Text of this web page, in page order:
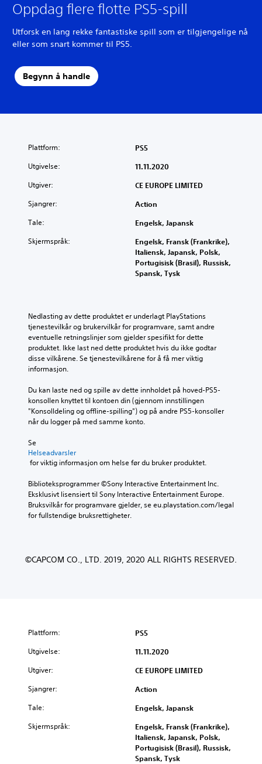
Oppdag flere flotte PS5-spill
Utforsk en lang rekke fantastiske spill som er tilgjengelige nå
eller som snart kommer til PS5.
Begynn å handle
Plattform: PS5
Utgivelse: 11.11.2020
Utgiver: CE EUROPE LIMITED
Sjangrer: Action
Tale: Engelsk, Japansk
Skjermspråk:
Engelsk, Fransk (Frankrike),
Italiensk, Japansk, Polsk,
Portugisisk (Brasil), Russisk,
Spansk, Tysk
Nedlasting av dette produktet er underlagt PlayStations
tjenestevilkår og brukervilkår for programvare, samt andre
eventuelle retningslinjer som gjelder spesifikt for dette
produktet. Ikke last ned dette produktet hvis du ikke godtar
disse vilkårene. Se tjenestevilkårene for å få mer viktig
informasjon.
Du kan laste ned og spille av dette innholdet på hoved-PS5-
konsollen knyttet til kontoen din (gjennom innstillingen
"Konsolldeling og offline-spilling") og på andre PS5-konsoller
når du logger på med samme konto.
Se
Helseadvarsler
for viktig informasjon om helse før du bruker produktet.
Biblioteksprogrammer ©Sony Interactive Entertainment Inc.
Eksklusivt lisensiert til Sony Interactive Entertainment Europe.
Bruksvilkår for programvare gjelder, se eu.playstation.com/legal
for fullstendige bruksrettigheter.
©CAPCOM CO., LTD. 2019, 2020 ALL RIGHTS RESERVED.
Plattform: PS5
Utgivelse: 11.11.2020
Utgiver: CE EUROPE LIMITED
Sjangrer: Action
Tale: Engelsk, Japansk
Skjermspråk:
Engelsk, Fransk (Frankrike),
Italiensk, Japansk, Polsk,
Portugisisk (Brasil), Russisk,
Spansk, Tysk